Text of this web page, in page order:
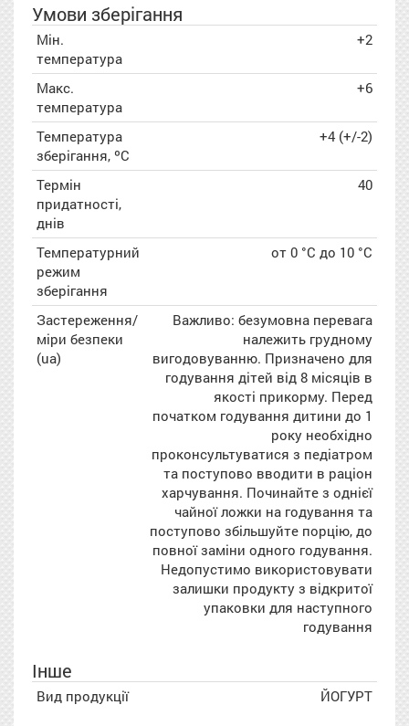
Умови зберігання
Мін.
температура
+2
Макс.
температура
+6
Температура
зберігання, ºC
+4 (+/-2)
Термін
придатності,
днів
40
Температурний
режим
зберігання
от 0 °С до 10 °С
Застереження/
міри безпеки
(ua)
Важливо: безумовна перевага
належить грудному
вигодовуванню. Призначено для
годування дітей від 8 місяців в
якості прикорму. Перед
початком годування дитини до 1
року необхідно
проконсультуватися з педіатром
та поступово вводити в раціон
харчування. Починайте з однієї
чайної ложки на годування та
поступово збільшуйте порцію, до
повної заміни одного годування.
Недопустимо використовувати
залишки продукту з відкритої
упаковки для наступного
годування
Інше
Вид продукції ЙОГУРТ